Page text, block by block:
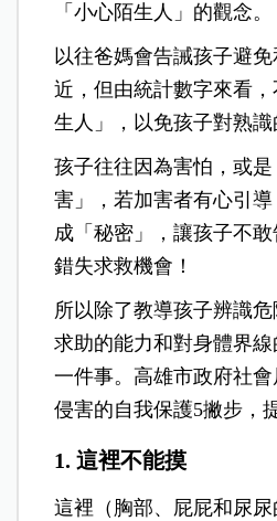
「小心陌生人」的觀念。
以往爸媽會告誡孩子避
近，但由統計數字來看
生人」，以免孩子對熟識
孩子往往因為害怕，或
害」，若加害者有心引
成「秘密」，讓孩子不
錯失求救機會！
所以除了教導孩子辨識危
求助的能力和對身體界
一件事。高雄市政府社
侵害的自我保護5撇步，
1. 這裡不能摸
這裡（胸部、屁屁和尿